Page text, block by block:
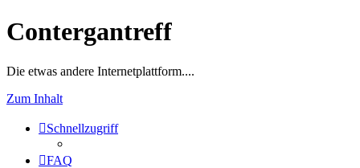
Contergantreff
Die etwas andere Internetplattform....
Zum Inhalt
Schnellzugriff
FAQ